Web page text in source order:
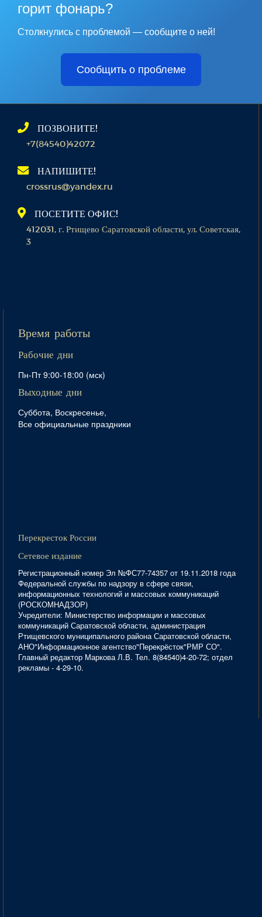
горит фонарь?
Столкнулись с проблемой — сообщите о ней!
Сообщить о проблеме
ПОЗВОНИТЕ!
+7(84540)42072
НАПИШИТЕ!
crossrus@yandex.ru
ПОСЕТИТЕ ОФИС!
412031, г. Ртищево Саратовской области, ул. Советская,
3
Время работы
Рабочие дни
Пн-Пт 9:00-18:00 (мск)
Выходные дни
Суббота, Воскресенье,
Все официальные праздники
Перекресток России
Сетевое издание
Регистрационный номер Эл №ФС77-74357 от 19.11.2018 года
Федеральной службы по надзору в сфере связи,
информационных технологий и массовых коммуникаций
(РОСКОМНАДЗОР)
Учредители: Министерство информации и массовых
коммуникаций Саратовской области, администрация
Ртищевского муниципального района Саратовской области,
АНО"Информационное агентство"Перекрёсток"РМР СО".
Главный редактор Маркова Л.В. Тел. 8(84540)4-20-72; отдел
рекламы - 4-29-10.